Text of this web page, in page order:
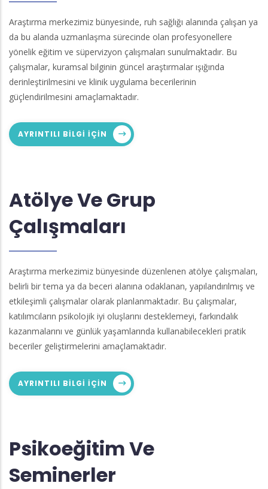
Araştırma merkezimiz bünyesinde, ruh sağlığı alanında çalışan ya
da bu alanda uzmanlaşma sürecinde olan profesyonellere
yönelik eğitim ve süpervizyon çalışmaları sunulmaktadır. Bu
çalışmalar, kuramsal bilginin güncel araştırmalar ışığında
derinleştirilmesini ve klinik uygulama becerilerinin
güçlendirilmesini amaçlamaktadır.
AYRINTILI BILGI IÇIN
Atölye Ve Grup
Çalışmaları
Araştırma merkezimiz bünyesinde düzenlenen atölye çalışmaları,
belirli bir tema ya da beceri alanına odaklanan, yapılandırılmış ve
etkileşimli çalışmalar olarak planlanmaktadır. Bu çalışmalar,
katılımcıların psikolojik iyi oluşlarını desteklemeyi, farkındalık
kazanmalarını ve günlük yaşamlarında kullanabilecekleri pratik
beceriler geliştirmelerini amaçlamaktadır.
AYRINTILI BILGI IÇIN
Psikoeğitim Ve
Seminerler